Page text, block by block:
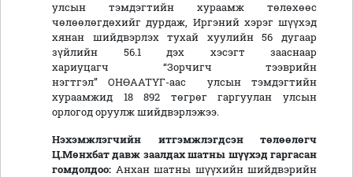
улсын тэмдэгтийн хураамж төлөхөөс
чөлөөлөгдөхийг дурдаж, Иргэний хэрэг шүүхэд
хянан шийдвэрлэх тухай хуулийн 56 дугаар
зүйлийн 56.1 дэх хэсэгт зааснаар
хариуцагч “Зорчигч тээврийн
нэгтгэл” ОНӨААТҮГ-аас улсын тэмдэгтийн
хураамжид 18 892 төгрөг гаргуулан улсын
орлогод оруулж шийдвэрлэжээ.
Нэхэмжлэгчийн итгэмжлэгдсэн төлөөлөгч
Ц.Мөнхбат давж заалдах шатны шүүхэд гаргасан
гомдолдоо: Анхан шатны шүүхийн шийдвэрийн